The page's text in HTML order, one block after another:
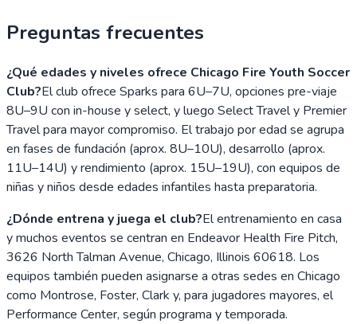
Preguntas frecuentes
¿Qué edades y niveles ofrece Chicago Fire Youth Soccer
Club?El club ofrece Sparks para 6U–7U, opciones pre-viaje
8U–9U con in-house y select, y luego Select Travel y Premier
Travel para mayor compromiso. El trabajo por edad se agrupa
en fases de fundación (aprox. 8U–10U), desarrollo (aprox.
11U–14U) y rendimiento (aprox. 15U–19U), con equipos de
niñas y niños desde edades infantiles hasta preparatoria.
¿Dónde entrena y juega el club?El entrenamiento en casa
y muchos eventos se centran en Endeavor Health Fire Pitch,
3626 North Talman Avenue, Chicago, Illinois 60618. Los
equipos también pueden asignarse a otras sedes en Chicago
como Montrose, Foster, Clark y, para jugadores mayores, el
Performance Center, según programa y temporada.